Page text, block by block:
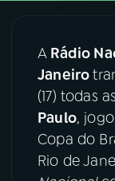
08
ACOMPANHE A
YouTube
A Rádio
Janeiro
(17) todas
Paulo,
Copa do
Rio de